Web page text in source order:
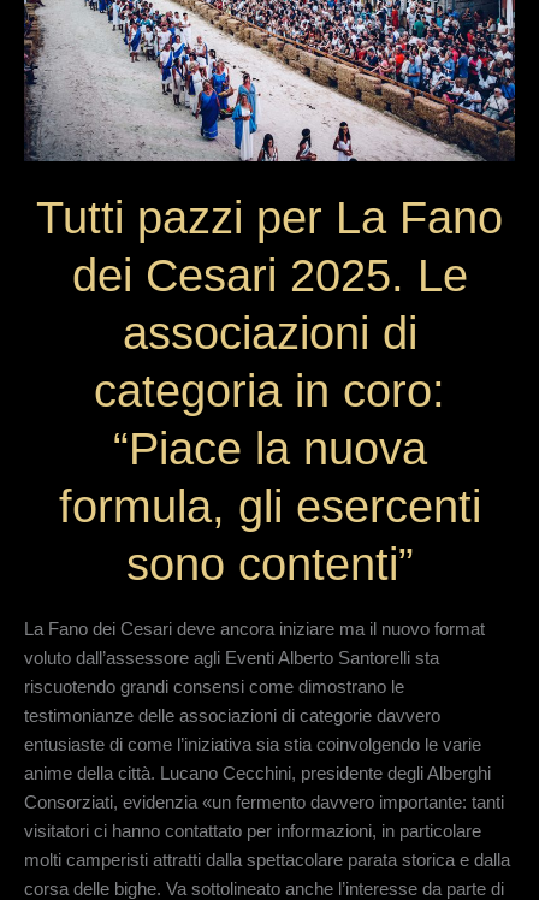
Tutti pazzi per La Fano
dei Cesari 2025. Le
associazioni di
categoria in coro:
“Piace la nuova
formula, gli esercenti
sono contenti”
La Fano dei Cesari deve ancora iniziare ma il nuovo format
voluto dall’assessore agli Eventi Alberto Santorelli sta
riscuotendo grandi consensi come dimostrano le
testimonianze delle associazioni di categorie davvero
entusiaste di come l’iniziativa sia stia coinvolgendo le varie
anime della città. Lucano Cecchini, presidente degli Alberghi
Consorziati, evidenzia «un fermento davvero importante: tanti
visitatori ci hanno contattato per informazioni, in particolare
molti camperisti attratti dalla spettacolare parata storica e dalla
corsa delle bighe. Va sottolineato anche l’interesse da parte di
Cesari
2025.
Le
associazioni
di
categoria